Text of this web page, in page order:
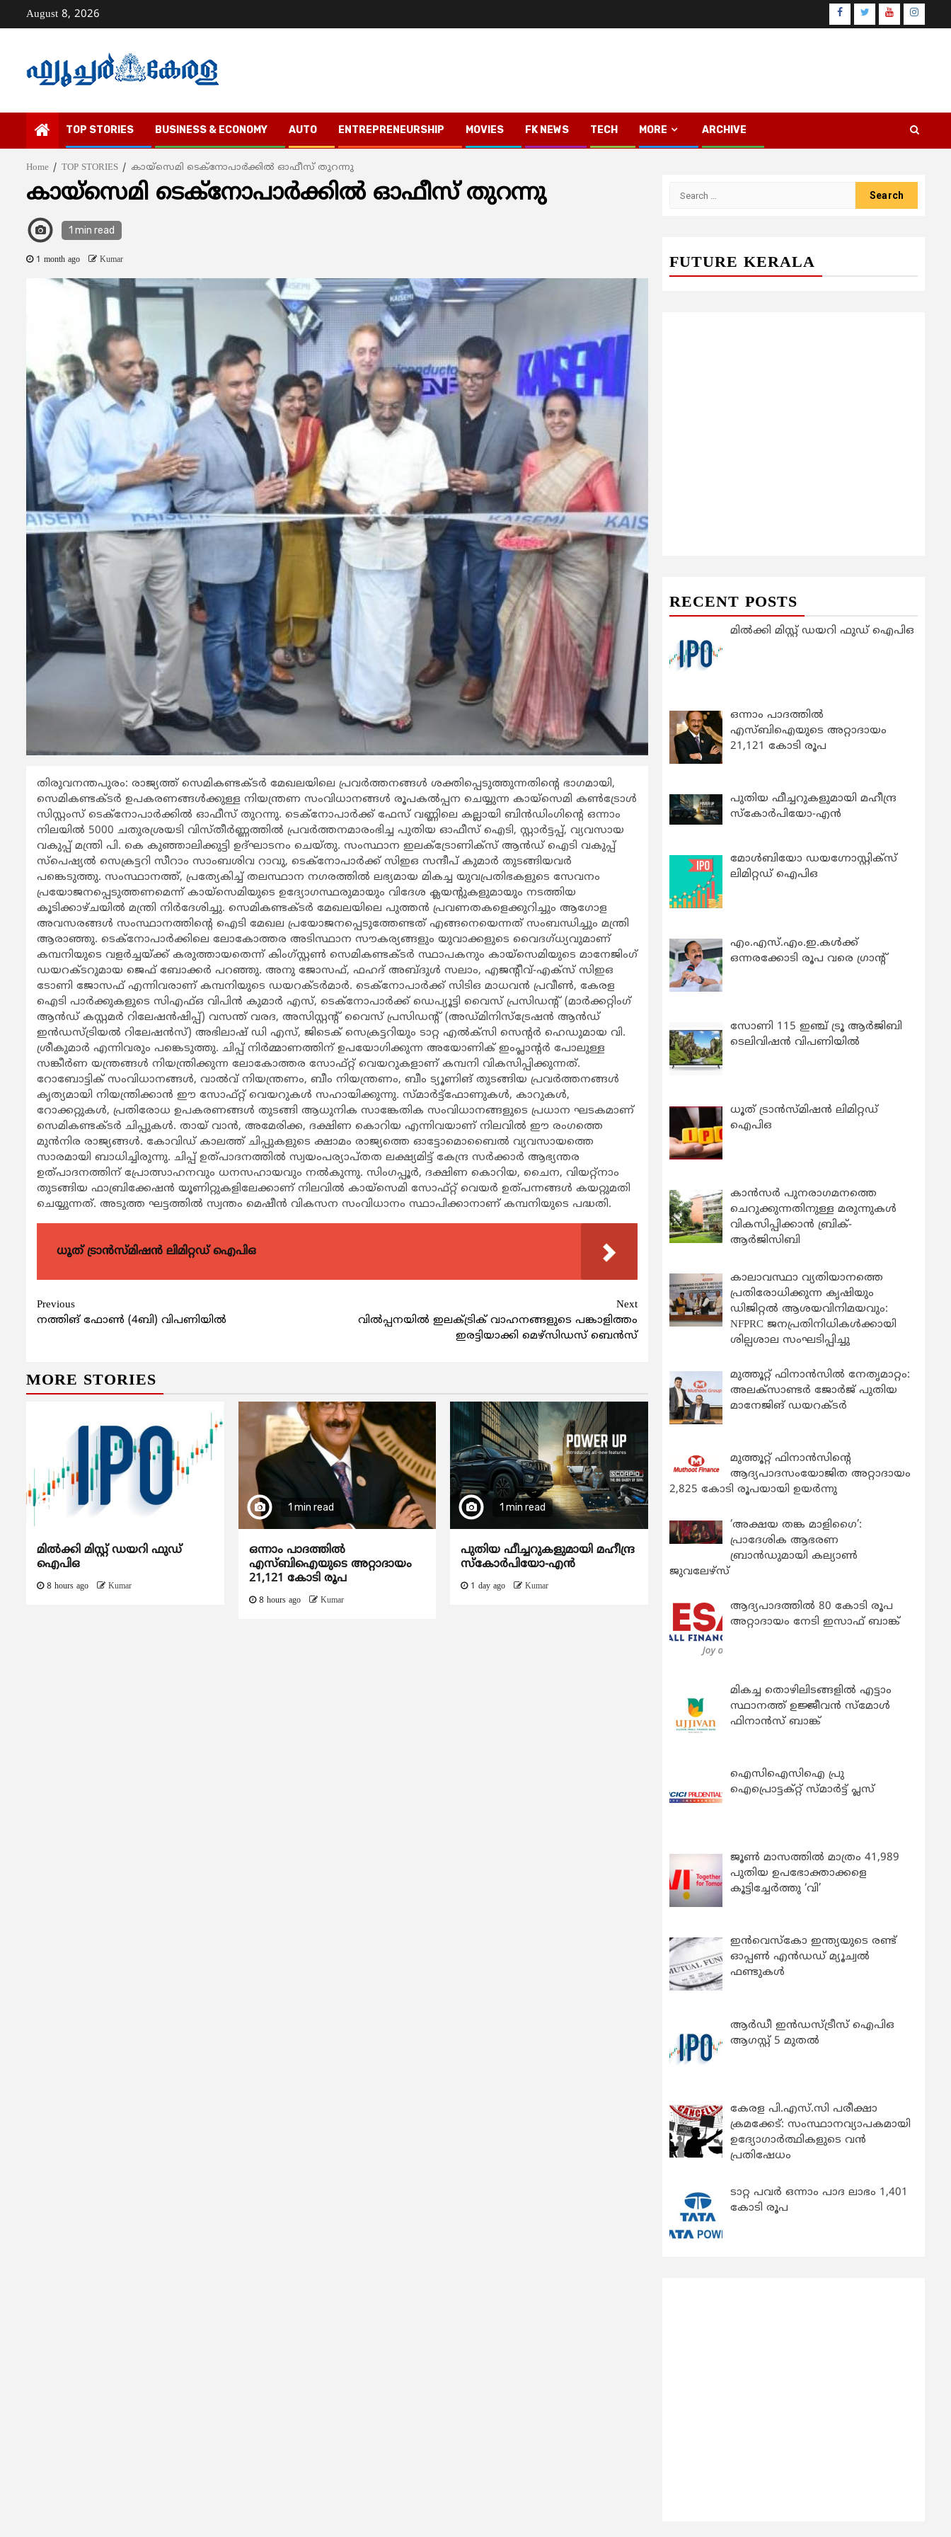
August 8, 2026 Facebook
TwitterYoutube
TOP STORIES BUSINESS & ECONOMY AUTO ENTREPRENEURSHIP MOVIES FK NEWS TECH MORE ARCHIVE
Home TOP STORIES കായ്സെമി ടെക്നോപാര്‍ക്കില്‍ ഓഫീസ് തുറന്നു
കായ്സെമി ടെക്നോപാര്‍ക്കില്‍ ഓഫീസ് തുറന്നു
1 min read
1 month ago Kumar
തിരുവനന്തപുരം: രാജ്യത്ത് സെമികണ്ടക്ടര്‍ മേഖലയിലെ പ്രവര്‍ത്തനങ്ങള്‍ ശക്തിപ്പെടുത്തുന്നതിന്‍റെ ഭാഗമായി,
സെമികണ്ടക്ടര്‍ ഉപകരണങ്ങള്‍ക്കുള്ള നിയന്ത്രണ സംവിധാനങ്ങള്‍ രൂപകല്‍പ്പന ചെയ്യുന്ന കായ്സെമി കണ്‍ട്രോള്‍
സിസ്റ്റംസ് ടെക്നോപാര്‍ക്കില്‍ ഓഫീസ് തുറന്നു. ടെക്നോപാര്‍ക്ക് ഫേസ് വണ്ണിലെ കല്ലായി ബിന്‍ഡിംഗിന്‍റെ ഒന്നാം
നിലയില്‍ 5000 ചതുരശ്രയടി വിസ്തീര്‍ണ്ണത്തില്‍ പ്രവര്‍ത്തനമാരംഭിച്ച പുതിയ ഓഫീസ് ഐടി, സ്റ്റാര്‍ട്ടപ്പ്, വ്യവസായ
വകുപ്പ് മന്ത്രി പി. കെ കുഞ്ഞാലിക്കുട്ടി ഉദ്ഘാടനം ചെയ്തു. സംസ്ഥാന ഇലക്ട്രോണിക്സ് ആന്‍ഡ് ഐടി വകുപ്പ്
സ്പെഷ്യല്‍ സെക്രട്ടറി സീറാം സാംബശിവ റാവു, ടെക്നോപാര്‍ക്ക് സിഇഒ സന്ദീപ് കുമാര്‍ തുടങ്ങിയവര്‍
പങ്കെടുത്തു. സംസ്ഥാനത്ത്, പ്രത്യേകിച്ച് തലസ്ഥാന നഗരത്തില്‍ ലഭ്യമായ മികച്ച യുവപ്രതിഭകളുടെ സേവനം
പ്രയോജനപ്പെടുത്തണമെന്ന് കായ്സെമിയുടെ ഉദ്യോഗസ്ഥരുമായും വിദേശ ക്ലയന്‍റുകളുമായും നടത്തിയ
കൂടിക്കാഴ്ചയില്‍ മന്ത്രി നിര്‍ദേശിച്ചു. സെമികണ്ടക്ടര്‍ മേഖലയിലെ പുത്തന്‍ പ്രവണതകളെക്കുറിച്ചും ആഗോള
അവസരങ്ങള്‍ സംസ്ഥാനത്തിന്‍റെ ഐടി മേഖല പ്രയോജനപ്പെടുത്തേണ്ടത് എങ്ങനെയെന്നത് സംബന്ധിച്ചും മന്ത്രി
ആരാഞ്ഞു. ടെക്നോപാര്‍ക്കിലെ ലോകോത്തര അടിസ്ഥാന സൗകര്യങ്ങളും യുവാക്കളുടെ വൈദഗ്ധ്യവുമാണ്
കമ്പനിയുടെ വളര്‍ച്ചയ്ക്ക് കരുത്തായതെന്ന് കിംഗ്സ്റ്റണ്‍ സെമികണ്ടക്ടര്‍ സ്ഥാപകനും കായ്സെമിയുടെ മാനേജിംഗ്
ഡയറക്ടറുമായ ജെഫ് ബോക്കര്‍ പറഞ്ഞു. അനു ജോസഫ്, ഫഹദ് അബ്ദുള്‍ സലാം, എജന്‍റീവ്-എക്സ് സിഇഒ
ടോണി ജോസഫ് എന്നിവരാണ് കമ്പനിയുടെ ഡയറക്ടര്‍മാര്‍. ടെക്നോപാര്‍ക്ക് സിടിഒ മാധവന്‍ പ്രവീണ്‍, കേരള
ഐടി പാര്‍ക്കുകളുടെ സിഎഫ്ഒ വിപിന്‍ കുമാര്‍ എസ്, ടെക്നോപാര്‍ക്ക് ഡെപ്യൂട്ടി വൈസ് പ്രസിഡന്‍റ് (മാര്‍ക്കറ്റിംഗ്
ആന്‍ഡ് കസ്റ്റമര്‍ റിലേഷന്‍ഷിപ്പ്) വസന്ത് വരദ, അസിസ്റ്റന്‍റ് വൈസ് പ്രസിഡന്‍റ് (അഡ്മിനിസ്ട്രേഷന്‍ ആന്‍ഡ്
ഇന്‍ഡസ്ട്രിയല്‍ റിലേഷന്‍സ്) അഭിലാഷ് ഡി എസ്, ജിടെക് സെക്രട്ടറിയും ടാറ്റ എല്‍ക്സി സെന്‍റര്‍ ഹെഡുമായ വി.
ശ്രീകുമാര്‍ എന്നിവരും പങ്കെടുത്തു. ചിപ്പ് നിര്‍മ്മാണത്തിന് ഉപയോഗിക്കുന്ന അയോണിക് ഇംപ്ലാന്‍റര്‍ പോലുള്ള
സങ്കീര്‍ണ യന്ത്രങ്ങള്‍ നിയന്ത്രിക്കുന്ന ലോകോത്തര സോഫ്റ്റ് വെയറുകളാണ് കമ്പനി വികസിപ്പിക്കുന്നത്.
റോബോട്ടിക് സംവിധാനങ്ങള്‍, വാല്‍വ് നിയന്ത്രണം, ബീം നിയന്ത്രണം, ബീം ട്യൂണിങ് തുടങ്ങിയ പ്രവര്‍ത്തനങ്ങള്‍
കൃത്യമായി നിയന്ത്രിക്കാന്‍ ഈ സോഫ്റ്റ് വെയറുകള്‍ സഹായിക്കുന്നു. സ്മാര്‍ട്ട്ഫോണുകള്‍, കാറുകള്‍,
റോക്കറ്റുകള്‍, പ്രതിരോധ ഉപകരണങ്ങള്‍ തുടങ്ങി ആധുനിക സാങ്കേതിക സംവിധാനങ്ങളുടെ പ്രധാന ഘടകമാണ്
സെമികണ്ടക്ടര്‍ ചിപ്പുകള്‍. തായ് വാന്‍, അമേരിക്ക, ദക്ഷിണ കൊറിയ എന്നിവയാണ് നിലവില്‍ ഈ രംഗത്തെ
മുന്‍നിര രാജ്യങ്ങള്‍. കോവിഡ് കാലത്ത് ചിപ്പുകളുടെ ക്ഷാമം രാജ്യത്തെ ഓട്ടോമൊബൈല്‍ വ്യവസായത്തെ
സാരമായി ബാധിച്ചിരുന്നു. ചിപ്പ് ഉത്പാദനത്തില്‍ സ്വയംപര്യാപ്തത ലക്ഷ്യമിട്ട് കേന്ദ്ര സര്‍ക്കാര്‍ ആഭ്യന്തര
ഉത്പാദനത്തിന് പ്രോത്സാഹനവും ധനസഹായവും നല്‍കുന്നു. സിംഗപ്പൂര്‍, ദക്ഷിണ കൊറിയ, ചൈന, വിയറ്റ്നാം
തുടങ്ങിയ ഫാബ്രിക്കേഷന്‍ യൂണിറ്റുകളിലേക്കാണ് നിലവില്‍ കായ്സെമി സോഫ്റ്റ് വെയര്‍ ഉത്പന്നങ്ങള്‍ കയറ്റുമതി
ചെയ്യുന്നത്. അടുത്ത ഘട്ടത്തില്‍ സ്വന്തം മെഷീന്‍ വികസന സംവിധാനം സ്ഥാപിക്കാനാണ് കമ്പനിയുടെ പദ്ധതി.
ധൂത് ട്രാൻസ്മിഷൻ ലിമിറ്റഡ് ഐപിഒ
Continue
Reading
Previous
നത്തിങ് ഫോണ്‍ (4ബി) വിപണിയിൽ
Next
വിൽപ്പനയിൽ ഇലക്ട്രിക് വാഹനങ്ങളുടെ പങ്കാളിത്തം
ഇരട്ടിയാക്കി മെഴ്‌സിഡസ് ബെൻസ്
MORE STORIES
മിൽക്കി മിസ്റ്റ് ഡയറി ഫുഡ്
ഐപിഒ
8 hours ago Kumar
1 min read
ഒന്നാം പാദത്തിൽ
എസ്ബിഐയുടെ അറ്റാദായം
21,121 കോടി രൂപ
8 hours ago Kumar
1 min read
പുതിയ ഫീച്ചറുകളുമായി മഹീന്ദ്ര
സ്കോർപിയോ-എൻ
1 day ago Kumar
FUTURE KERALA
RECENT POSTS
മിൽക്കി മിസ്റ്റ് ഡയറി ഫുഡ് ഐപിഒ
ഒന്നാം പാദത്തിൽ
എസ്ബിഐയുടെ അറ്റാദായം
21,121 കോടി രൂപ
പുതിയ ഫീച്ചറുകളുമായി മഹീന്ദ്ര
സ്കോർപിയോ-എൻ
മോൾബിയോ ഡയഗ്നോസ്റ്റിക്സ്
ലിമിറ്റഡ് ഐപിഒ
എം.എസ്.എം.ഇ.കൾക്ക്
ഒന്നരക്കോടി രൂപ വരെ ഗ്രാന്റ്
സോണി 115 ഇഞ്ച് ട്രൂ ആർജിബി
ടെലിവിഷൻ വിപണിയിൽ
ധൂത് ട്രാൻസ്മിഷൻ ലിമിറ്റഡ്
ഐപിഒ
കാന്‍സര്‍ പുനരാഗമനത്തെ
ചെറുക്കുന്നതിനുള്ള മരുന്നുകള്‍
വികസിപ്പിക്കാന്‍ ബ്രിക്-
ആര്‍ജിസിബി
കാലാവസ്ഥാ വ്യതിയാനത്തെ
പ്രതിരോധിക്കുന്ന കൃഷിയും
ഡിജിറ്റൽ ആശയവിനിമയവും:
NFPRC ജനപ്രതിനിധികൾക്കായി
ശില്പശാല സംഘടിപ്പിച്ചു
മുത്തൂറ്റ് ഫിനാൻസിൽ നേതൃമാറ്റം:
അലക്സാണ്ടർ ജോർജ് പുതിയ
മാനേജിങ് ഡയറക്ടർ
മുത്തൂറ്റ് ഫിനാൻസിന്റെ
ആദ്യപാദസംയോജിത അറ്റാദായം
2,825 കോടി രൂപയായി ഉയർന്നു
‘അക്ഷയ തങ്ക മാളിഗൈ’:
പ്രാദേശിക ആഭരണ
ബ്രാന്‍ഡുമായി കല്യാണ്‍
ജുവലേഴ്‌സ്
ആദ്യപാദത്തിൽ 80 കോടി രൂപ
അറ്റാദായം നേടി ഇസാഫ് ബാങ്ക്
മികച്ച തൊഴിലിടങ്ങളിൽ എട്ടാം
സ്ഥാനത്ത് ഉജ്ജീവൻ സ്മോൾ
ഫിനാൻസ് ബാങ്ക്
ഐസിഐസിഐ പ്രു
ഐപ്രൊട്ടക്റ്റ് സ്മാർട്ട് പ്ലസ്
ജൂൺ മാസത്തിൽ മാത്രം 41,989
പുതിയ ഉപഭോക്താക്കളെ
കൂട്ടിച്ചേർത്തു ‘വി’
ഇന്‍വെസ്കോ ഇന്ത്യയുടെ രണ്ട്
ഓപ്പണ്‍ എന്‍ഡഡ് മ്യൂച്വല്‍
ഫണ്ടുകള്‍
ആർഡീ ഇൻഡസ്ട്രീസ് ഐപിഒ
ആഗസ്റ്റ് 5 മുതൽ
കേരള പി.എസ്.സി പരീക്ഷാ
ക്രമക്കേട്: സംസ്ഥാനവ്യാപകമായി
ഉദ്യോഗാര്‍ത്ഥികളുടെ വന്‍
പ്രതിഷേധം
ടാറ്റ പവർ ഒന്നാം പാദ ലാഭം 1,401
കോടി രൂപ